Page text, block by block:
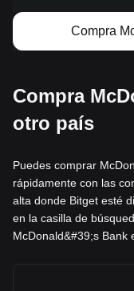
Compra
Compra
otro país
Puedes comprar
rápidamente con las
alta donde Bitget esté
en la casilla de
McDonald&#39;s Bank